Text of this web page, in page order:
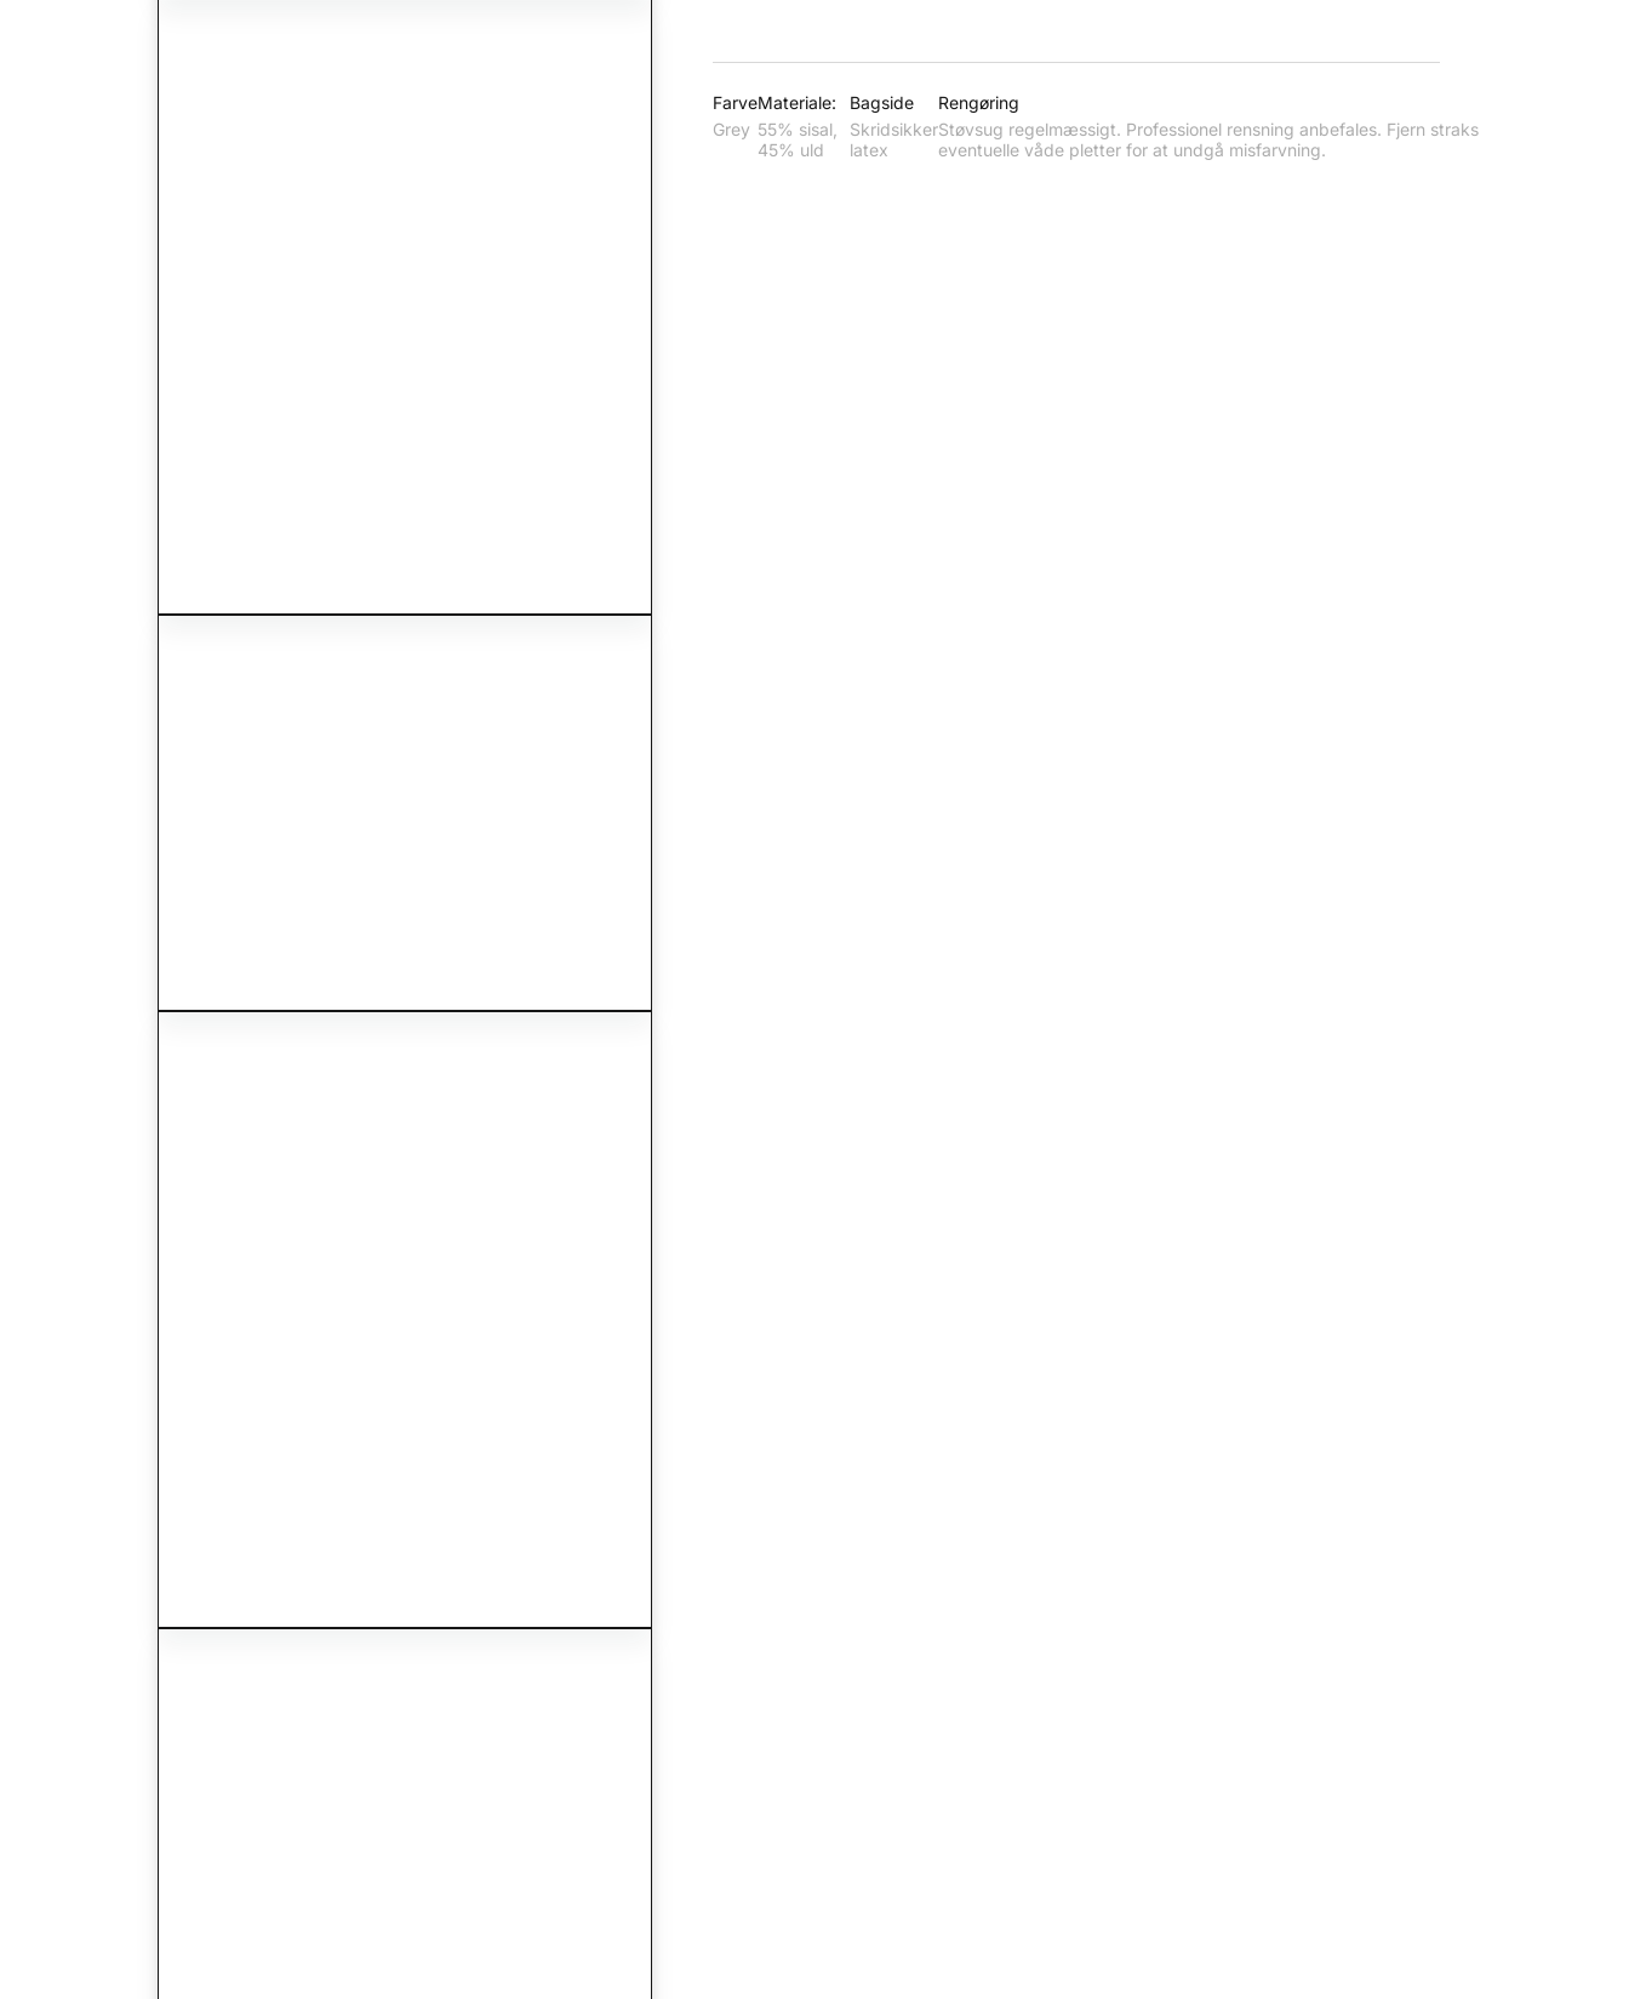
Farve
Grey
Materiale:
55% sisal,
45% uld
Bagside
Skridsikker
latex
Rengøring
Støvsug regelmæssigt. Professionel rensning anbefales. Fjern straks
eventuelle våde pletter for at undgå misfarvning.